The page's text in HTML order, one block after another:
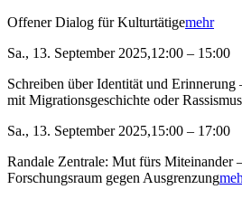
Offener Dialog für Kulturtätigemehr
Sa., 13. September 2025,12:00 – 15:00
Schreiben über Identität und
mit Migrationsgeschichte oder
Sa., 13. September 2025,15:00 – 17:00
Randale Zentrale: Mut fürs Miteinander
Forschungsraum gegen Ausgrenzung